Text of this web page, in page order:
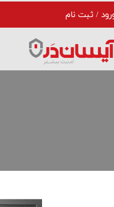
/ ثبت نام
حساب کاربری من
تغییر گذر واژه
سفارشات